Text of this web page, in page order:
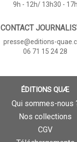
9h - 12h/ 13h30 - 17h
CONTACT
presse@editions-
06 71 15 24 28
ÉDITIONS QUÆ
Qui sommes-nous
Nos collections
CGV